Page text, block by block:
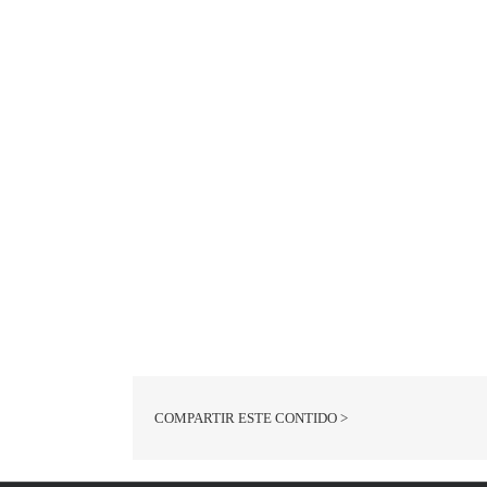
COMPARTIR ESTE CONTIDO >